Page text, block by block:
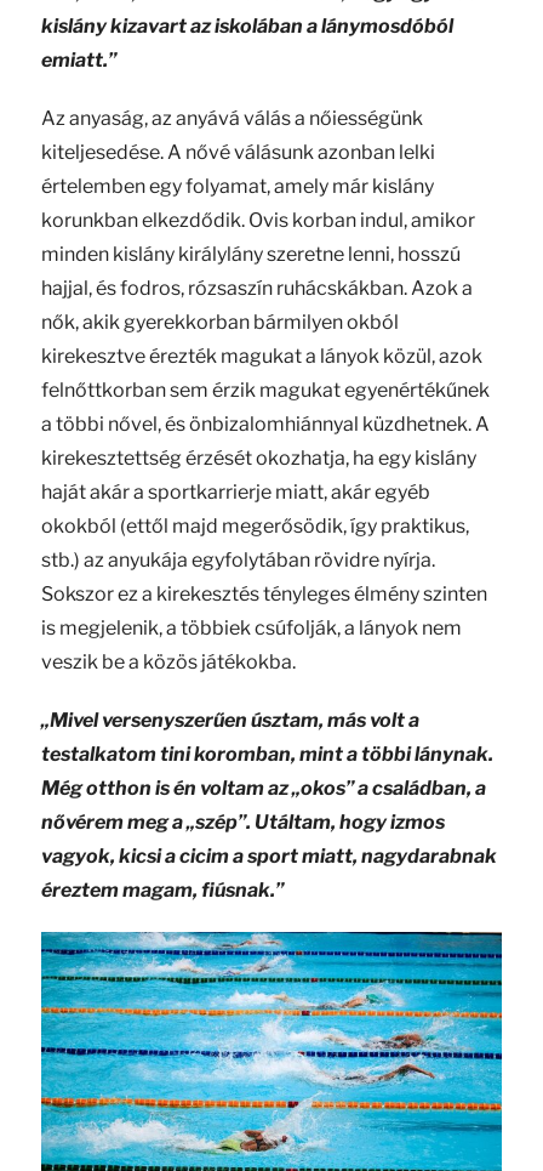
kislány kizavart az iskolában a lánymosdóból
emiatt.”
Az anyaság, az anyává válás a nőiességünk
kiteljesedése. A nővé válásunk azonban lelki
értelemben egy folyamat, amely már kislány
korunkban elkezdődik. Ovis korban indul, amikor
minden kislány királylány szeretne lenni, hosszú
hajjal, és fodros, rózsaszín ruhácskákban. Azok a
nők, akik gyerekkorban bármilyen okból
kirekesztve érezték magukat a lányok közül, azok
felnőttkorban sem érzik magukat egyenértékűnek
a többi nővel, és önbizalomhiánnyal küzdhetnek. A
kirekesztettség érzését okozhatja, ha egy kislány
haját akár a sportkarrierje miatt, akár egyéb
okokból (ettől majd megerősödik, így praktikus,
stb.) az anyukája egyfolytában rövidre nyírja.
Sokszor ez a kirekesztés tényleges élmény szinten
is megjelenik, a többiek csúfolják, a lányok nem
veszik be a közös játékokba.
„Mivel versenyszerűen úsztam, más volt a
testalkatom tini koromban, mint a többi lánynak.
Még otthon is én voltam az „okos” a családban, a
nővérem meg a „szép”. Utáltam, hogy izmos
vagyok, kicsi a cicim a sport miatt, nagydarabnak
éreztem magam, fiúsnak.”